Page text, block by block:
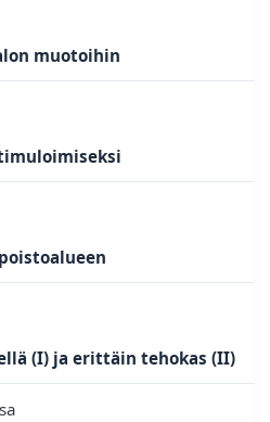
muotoihin
(I) ja erittäin tehokas (II)